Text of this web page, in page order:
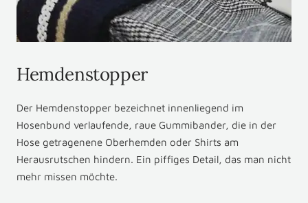
Hemdenstopper
Der Hemdenstopper bezeichnet innenliegend im
Hosenbund verlaufende, raue Gummibander, die in der
Hose getragenene Oberhemden oder Shirts am
Herausrutschen hindern. Ein piffiges Detail, das man nicht
mehr missen möchte.